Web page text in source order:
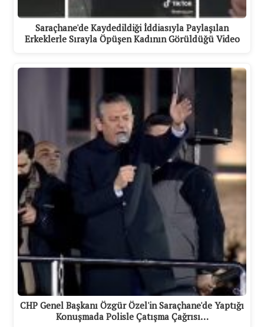
Saraçhane'de Kaydedildiği İddiasıyla Paylaşılan
Erkeklerle Sırayla Öpüşen Kadının Görüldüğü Video
CHP Genel Başkanı Özgür Özel'in Saraçhane'de Yaptığı
Konuşmada Polisle Çatışma Çağrısı…